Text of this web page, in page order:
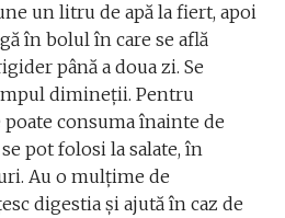
un litru de apă la fiert, apoi
în bolul în care se află
până a doua zi. Se
dimineții. Pentru
consuma înainte de
pot folosi la salate, în
Au o mulțime de
digestia și ajută în caz de